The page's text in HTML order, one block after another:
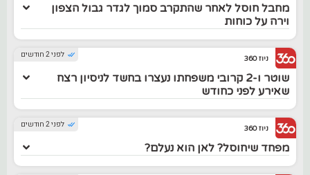
מחבל חוסל לאחר שהתקרב סמוך לגדר גבול הצפון
וירה על כוחות
לפני 2 חודשים ניוז 360
שוטר ו-2 קרובי משפחתו נעצרו בחשד לניסיון רצח
שאירע לפני כחודש
לפני 2 חודשים ניוז 360
מפחד שיחוסל? לאן הוא נעלם?